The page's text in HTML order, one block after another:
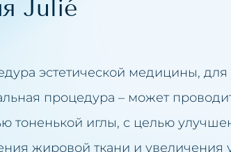
загара
губ
перманентного макияжа
пятен на коже
Julié
эстетической медицины,
процедура – может
тоненькой иглы, с целью
жировой ткани и увеличения